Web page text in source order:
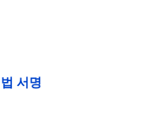
서명